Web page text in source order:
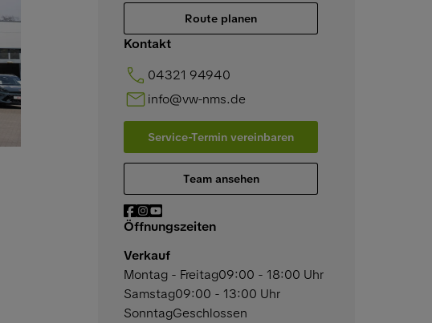
Route planen
Kontakt
04321 94940
info@vw-nms.de
Service-Termin vereinbaren
Team ansehen
Öffnungszeiten
Verkauf
Montag - Freitag09:00 - 18:00 Uhr
Samstag09:00 - 13:00 Uhr
SonntagGeschlossen